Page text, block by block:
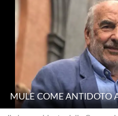
MULÈ COME ANTIDOTO